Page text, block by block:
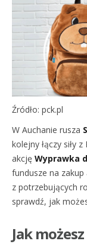
Źródło: pck.pl
W Auchanie rusza
kolejny łączy siły
akcję Wyprawka
fundusze na
z potrzebujących
sprawdź, jak
Jak